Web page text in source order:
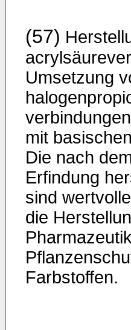
(57)
Umsetzung
mit
Die nach
Erfindung
sind
die
Farbstoffen.